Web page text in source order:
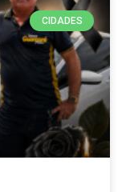
CIDADES